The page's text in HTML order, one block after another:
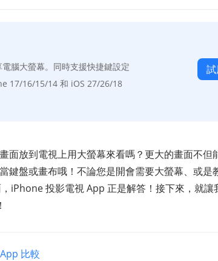
腦大螢幕。同時支援快捷鍵設定
17/16/15/14 和 iOS 27/26/18
面放到電視上用大螢幕來看嗎？更大的畫面不但
鍵盤或畫布哦！不論您是開會需要大螢幕、或是
iPhone 投影電視 App 正是解答！接下來，就讓
比較